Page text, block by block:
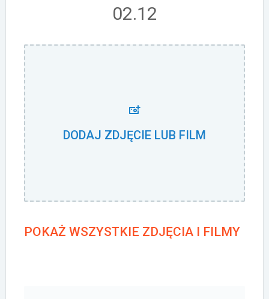
02.12
DODAJ ZDJĘCIE LUB FILM
POKAŻ WSZYSTKIE ZDJĘCIA I FILMY